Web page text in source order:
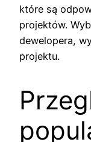
które są
projektów.
dewelopera,
projektu.